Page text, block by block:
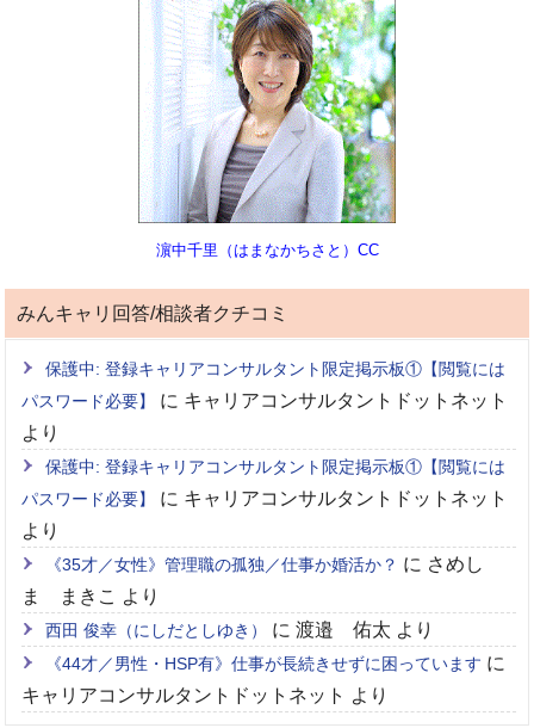
濵中千里（はまなかちさと）CC
みんキャリ回答/相談者クチコミ
保護中: 登録キャリアコンサルタント限定掲示板①【閲覧には
パスワード必要】
に キャリアコンサルタントドットネット
より
保護中: 登録キャリアコンサルタント限定掲示板①【閲覧には
パスワード必要】
に キャリアコンサルタントドットネット
より
《35才／女性》管理職の孤独／仕事か婚活か？ に さめし
ま まきこ より
西田 俊幸（にしだとしゆき） に渡邉 佑太 より
《44才／男性・HSP有》仕事が長続きせずに困っています に
キャリアコンサルタントドットネット より